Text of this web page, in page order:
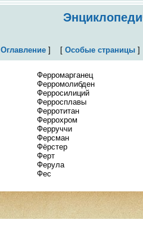
Оглавление] [ Особые страницы
Ферромарганец
Ферромолибден
Ферросилиций
Ферросплавы
Ферротитан
Феррохром
Ферруччи
Ферсман
Фёрстер
Ферт
Ферула
Фес